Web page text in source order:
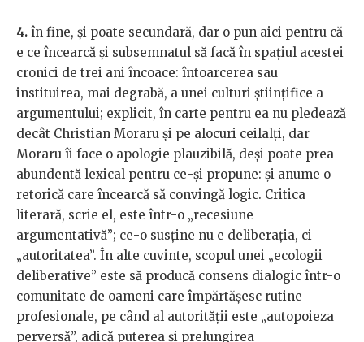
4. în fine, și poate secundară, dar o pun aici pentru că
e ce încearcă și subsemnatul să facă în spațiul acestei
cronici de trei ani încoace: întoarcerea sau
instituirea, mai degrabă, a unei culturi științifice a
argumentului; explicit, în carte pentru ea nu pledează
decât Christian Moraru și pe alocuri ceilalți, dar
Moraru îi face o apologie plauzibilă, deși poate prea
abundentă lexical pentru ce-și propune: și anume o
retorică care încearcă să convingă logic. Critica
literară, scrie el, este într-o „recesiune
argumentativă”; ce-o susține nu e deliberația, ci
„autoritatea”. În alte cuvinte, scopul unei „ecologii
deliberative” este să producă consens dialogic într-o
comunitate de oameni care împărtășesc rutine
profesionale, pe când al autorității este „autopoieza
perversă”, adică puterea și prelungirea